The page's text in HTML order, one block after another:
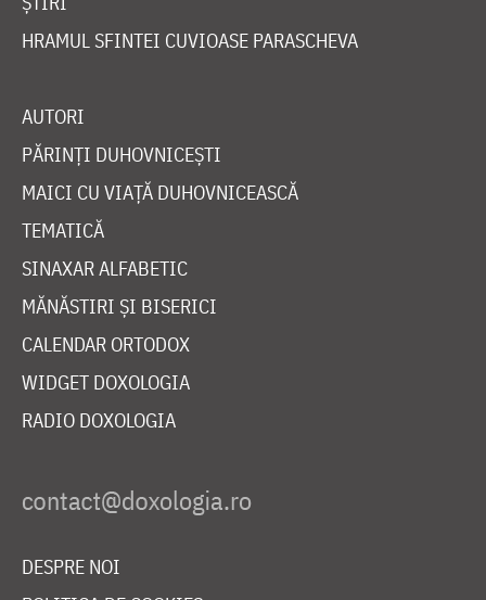
HRAMUL SFINTEI CUVIOASE PARASCHEVA
AUTORI
PĂRINȚI DUHOVNICEȘTI
MAICI CU VIAȚĂ DUHOVNICEASCĂ
TEMATICĂ
SINAXAR ALFABETIC
MĂNĂSTIRI ȘI BISERICI
CALENDAR ORTODOX
WIDGET DOXOLOGIA
RADIO DOXOLOGIA
DESPRE NOI